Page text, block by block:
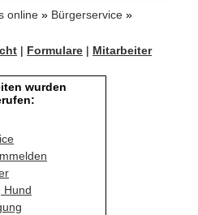
online » Bürgerservice »
| Formulare | Mitarbeiter
wurden
Hund